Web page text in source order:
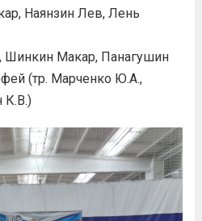
Наянзин Лев, Лень
Шинкин Макар, Панагушин
(тр. Марченко Ю.А.,
К.В.)